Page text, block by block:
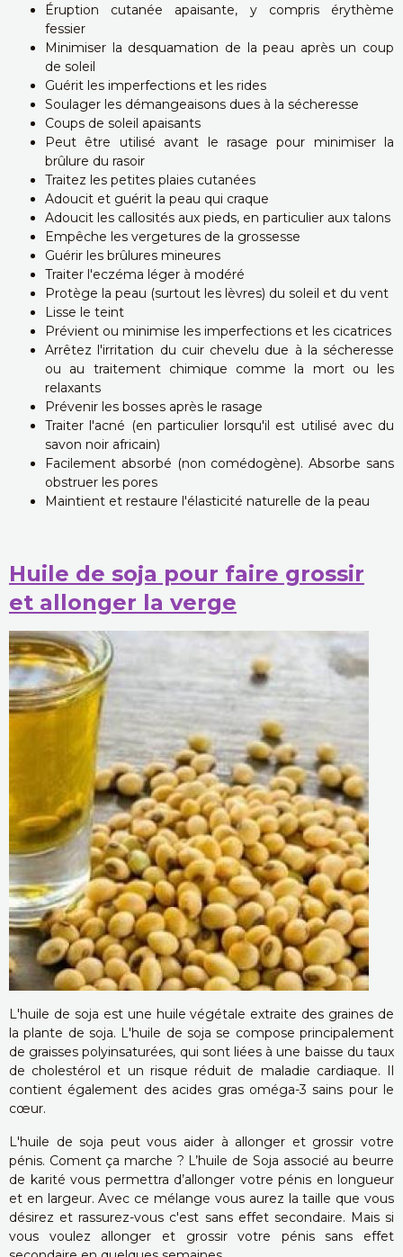
Éruption cutanée apaisante, y compris érythème
fessier
Minimiser la desquamation de la peau après un coup
de soleil
Guérit les imperfections et les rides
Soulager les démangeaisons dues à la sécheresse
Coups de soleil apaisants
Peut être utilisé avant le rasage pour minimiser la
brûlure du rasoir
Traitez les petites plaies cutanées
Adoucit et guérit la peau qui craque
Adoucit les callosités aux pieds, en particulier aux talons
Empêche les vergetures de la grossesse
Guérir les brûlures mineures
Traiter l'eczéma léger à modéré
Protège la peau (surtout les lèvres) du soleil et du vent
Lisse le teint
Prévient ou minimise les imperfections et les cicatrices
Arrêtez l'irritation du cuir chevelu due à la sécheresse
ou au traitement chimique comme la mort ou les
relaxants
Prévenir les bosses après le rasage
Traiter l'acné (en particulier lorsqu'il est utilisé avec du
savon noir africain)
Facilement absorbé (non comédogène). Absorbe sans
obstruer les pores
Maintient et restaure l'élasticité naturelle de la peau
Huile de soja pour faire grossir
et allonger la verge
L'huile de soja est une huile végétale extraite des graines de
la plante de soja. L'huile de soja se compose principalement
de graisses polyinsaturées, qui sont liées à une baisse du taux
de cholestérol et un risque réduit de maladie cardiaque. Il
contient également des acides gras oméga-3 sains pour le
cœur.
L'huile de soja peut vous aider à allonger et grossir votre
pénis. Coment ça marche ? L’huile de Soja associé au beurre
de karité vous permettra d’allonger votre pénis en longueur
et en largeur. Avec ce mélange vous aurez la taille que vous
désirez et rassurez-vous c'est sans effet secondaire. Mais si
vous voulez allonger et grossir votre pénis sans effet